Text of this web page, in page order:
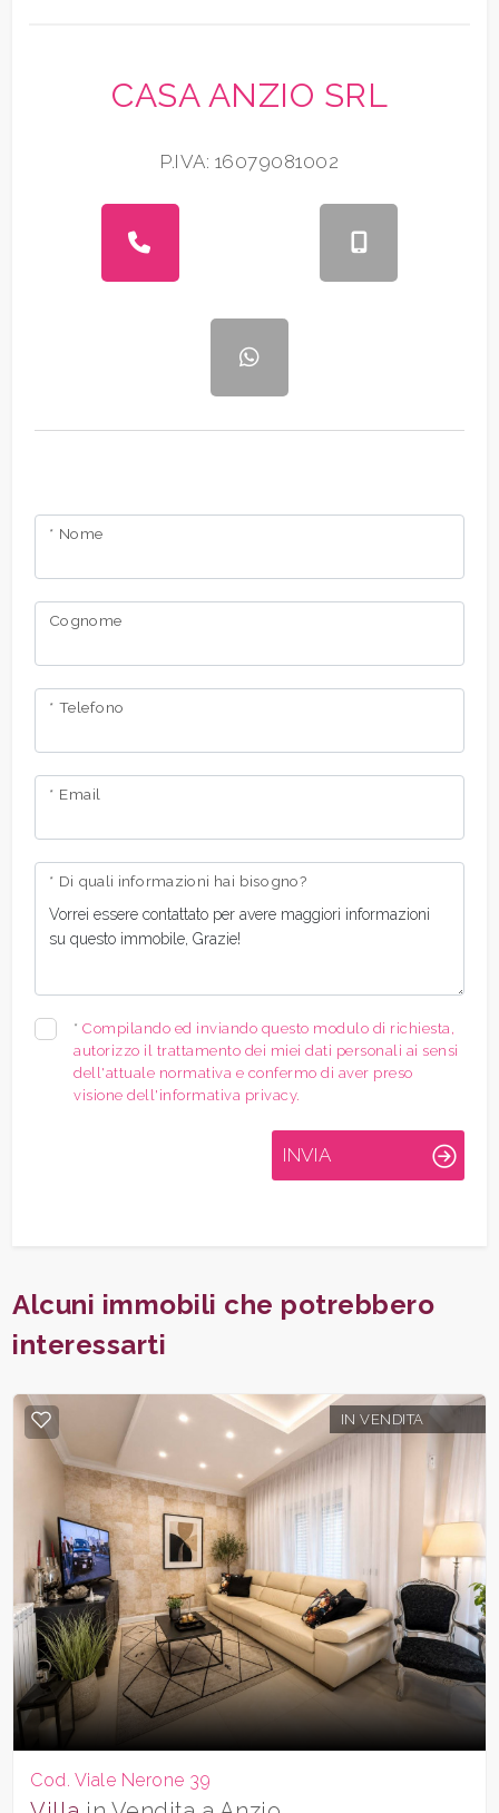
CASA ANZIO SRL
P.IVA: 16079081002
* Nome
Cognome
* Telefono
* Email
* Di quali informazioni hai bisogno?
*Compilando ed inviando questo modulo di richiesta,
autorizzo il trattamento dei miei dati personali ai sensi
dell'attuale normativa e confermo di aver preso
visione dell'informativa privacy.
INVIA
Alcuni immobili che potrebbero
interessarti
IN VENDITA
Cod. Viale Nerone 39